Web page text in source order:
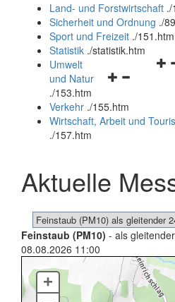
und
schließen
Land- und Forstwirtschaft ./
Sicherheit und Ordnung ./
Sport und Freizeit ./151.htm
Statistik ./statistik.htm
und
schließen
Umwelt
und Natur
./153.htm
Verkehr ./155.htm
Wirtschaft, Arbeit und
./157.htm
Aktuelle
Feinstaub (PM10) - als
08.08.2026 11:00
+